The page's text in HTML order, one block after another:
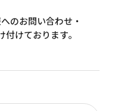
のお問い合わせ・
けております。